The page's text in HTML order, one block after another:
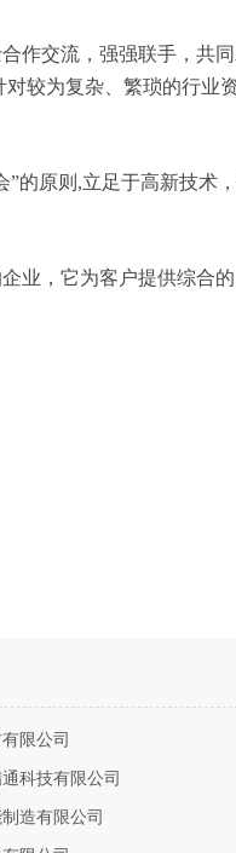
作交流，强强联手，共
较为复杂、繁琐的行
的原则,立足于高新技
业，它为客户提供综合
限公司
科技有限公司
造有限公司